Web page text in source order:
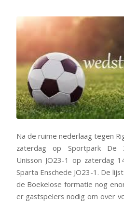
Na de ruime nederlaag tegen
zaterdag op Sportpark De
Unisson JO23-1 op zaterdag
Sparta Enschede JO23-1. De
de Boekelose formatie nog
er gastspelers nodig om over